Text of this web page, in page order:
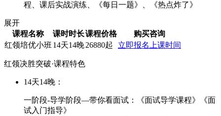
程、课后实战演练、《每日一题》、《热点炸了》
展开
课程名称
课时时长课程价格
购买咨询
红领培优小班 14天14晚26880起 立即报名 上课时间
红领决胜突破·课程特色
14天14晚：
一阶段-导学阶段—带你看面试：《面试导学课程》《面
试入门指导》